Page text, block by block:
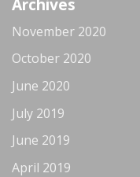
Archives
November 2020
October 2020
June 2020
July 2019
June 2019
April 2019